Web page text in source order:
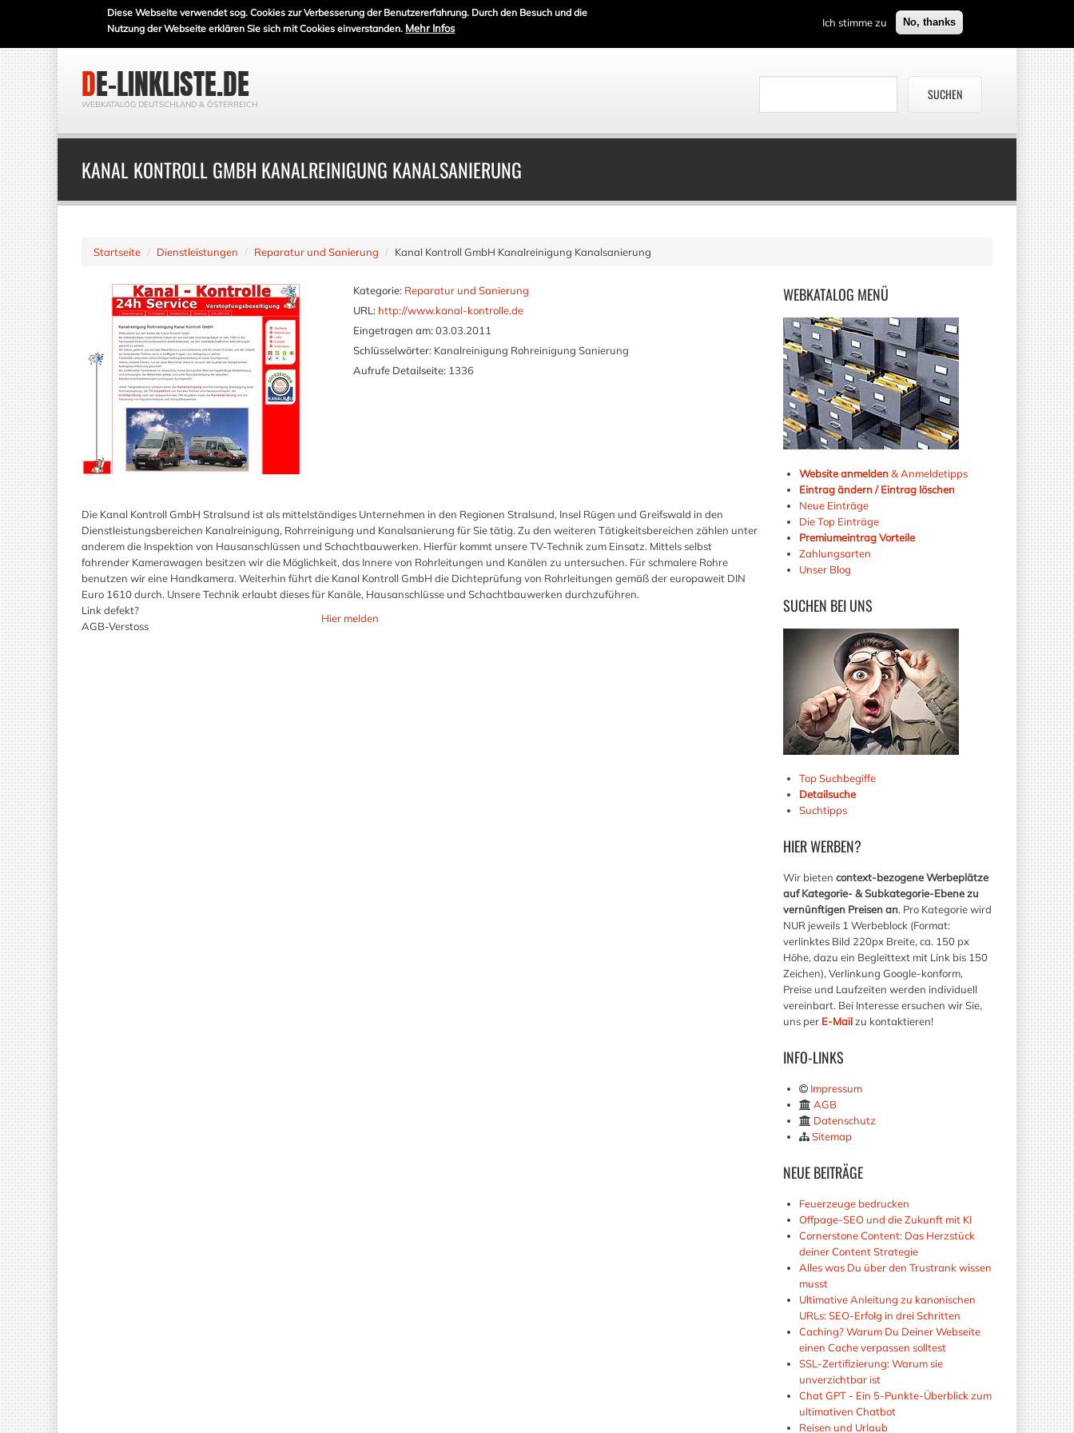
Diese Webseite verwendet sog. Cookies zur Verbesserung der Benutzererfahrung. Durch den Besuch und die
Nutzung der Webseite erklären Sie sich mit Cookies einverstanden. Mehr Infos Ich stimme zu No, thanks
DE-LINKLISTE.DE
WEBKATALOG DEUTSCHLAND & ÖSTERREICH
KANAL KONTROLL GMBH KANALREINIGUNG KANALSANIERUNG
Startseite Dienstleistungen Reparatur und Sanierung Kanal Kontroll GmbH Kanalreinigung Kanalsanierung
WEBKATALOG MENÜ
Website anmelden& Anmeldetipps
Eintrag ändern / Eintrag löschen
Neue Einträge
Die Top Einträge
Premiumeintrag Vorteile
Zahlungsarten
Unser Blog
SUCHEN BEI UNS
Top Suchbegiffe
Detailsuche
Suchtipps
HIERWERBEN?
Wir bieten context-bezogene Werbeplätze
auf Kategorie- & Subkategorie-Ebene zu
vernünftigen Preisen an. Pro Kategorie wird
NUR jeweils 1 Werbeblock (Format:
verlinktes Bild 220px Breite, ca. 150 px
Höhe, dazu ein Begleittext mit Link bis 150
Zeichen), Verlinkung Google-konform,
Preise und Laufzeiten werden individuell
vereinbart. Bei Interesse ersuchen wir Sie,
uns per E-Mailzu kontaktieren!
INFO-LINKS
Impressum
AGB
Datenschutz
Sitemap
NEUEBEITRÄGE
Feuerzeuge bedrucken
Offpage-SEO und die Zukunft mit KI
Cornerstone Content: Das Herzstück
deiner Content Strategie
Alles was Du über den Trustrank wissen
musst
Ultimative Anleitung zu kanonischen
URLs: SEO-Erfolg in drei Schritten
Caching? Warum Du Deiner Webseite
einen Cache verpassen solltest
SSL-Zertifizierung: Warum sie
unverzichtbar ist
Chat GPT - Ein 5-Punkte-Überblick zum
ultimativen Chatbot
Reisen und Urlaub
Kategorie: Reparatur und Sanierung
URL: http://www.kanal-kontrolle.de
Eingetragen am: 03.03.2011
Schlüsselwörter: Kanalreinigung Rohreinigung Sanierung
Aufrufe Detailseite: 1336
Die Kanal Kontroll GmbH Stralsund ist als mittelständiges Unternehmen in den Regionen Stralsund, Insel Rügen und Greifswald in den
Dienstleistungsbereichen Kanalreinigung, Rohrreinigung und Kanalsanierung für Sie tätig. Zu den weiteren Tätigkeitsbereichen zählen unter
anderem die Inspektion von Hausanschlüssen und Schachtbauwerken. Hierfür kommt unsere TV-Technik zum Einsatz. Mittels selbst
fahrender Kamerawagen besitzen wir die Möglichkeit, das Innere von Rohrleitungen und Kanälen zu untersuchen. Für schmalere Rohre
benutzen wir eine Handkamera. Weiterhin führt die Kanal Kontroll GmbH die Dichteprüfung von Rohrleitungen gemäß der europaweit DIN
Euro 1610 durch. Unsere Technik erlaubt dieses für Kanäle, Hausanschlüsse und Schachtbauwerken durchzuführen.
Link defekt?
AGB-Verstoss
Hier melden